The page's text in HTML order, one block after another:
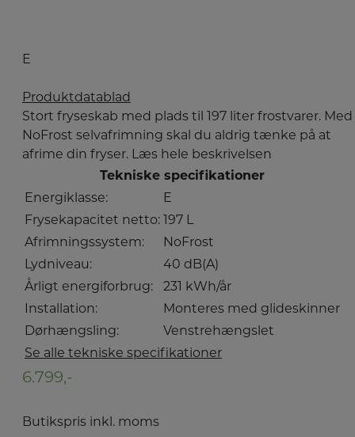
E
Produktdatablad
Stort fryseskab med plads til 197 liter frostvarer. Med
NoFrost selvafrimning skal du aldrig tænke på at
afrime din fryser. Læs hele beskrivelsen
Tekniske specifikationer
Energiklasse:
E
Frysekapacitet netto: 197 L
Afrimningssystem:
NoFrost
Lydniveau:
40 dB(A)
Årligt energiforbrug:
231 kWh/år
Installation:
Monteres med glideskinner
Dørhængsling:
Venstrehængslet
Se alle tekniske specifikationer
6.799,-
Butikspris inkl. moms